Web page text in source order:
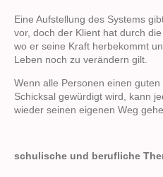
Eine Aufstellung des Systems
vor, doch der Klient hat durch
wo er seine Kraft herbekommt
Leben noch zu verändern gilt.
Wenn alle Personen einen
Schicksal gewürdigt wird, kann
wieder seinen eigenen Weg
schulische und berufliche